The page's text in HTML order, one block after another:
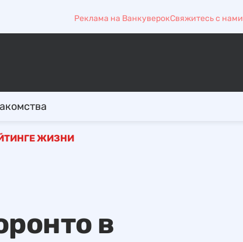
Реклама на ВанкуверокСвяжитесь с нами
ЖИЗНИ
в